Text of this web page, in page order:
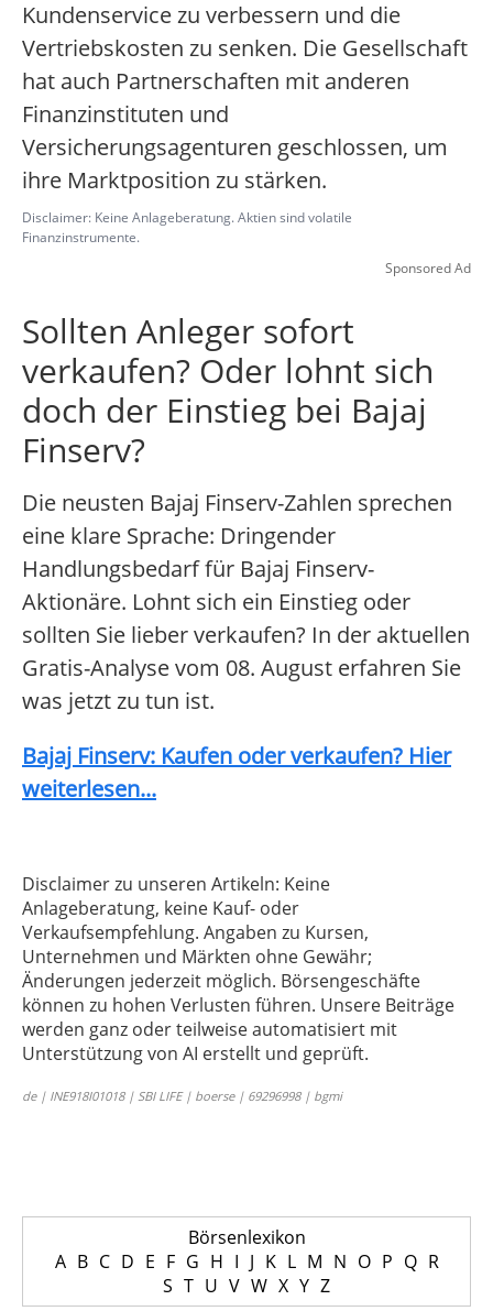
Kundenservice zu verbessern und die
Vertriebskosten zu senken. Die Gesellschaft
hat auch Partnerschaften mit anderen
Finanzinstituten und
Versicherungsagenturen geschlossen, um
ihre Marktposition zu stärken.
Disclaimer: Keine Anlageberatung. Aktien sind volatile
Finanzinstrumente.
Sponsored Ad
Sollten Anleger sofort
verkaufen? Oder lohnt sich
doch der Einstieg bei Bajaj
Finserv?
Die neusten Bajaj Finserv-Zahlen sprechen
eine klare Sprache: Dringender
Handlungsbedarf für Bajaj Finserv-
Aktionäre. Lohnt sich ein Einstieg oder
sollten Sie lieber verkaufen? In der aktuellen
Gratis-Analyse vom 08. August erfahren Sie
was jetzt zu tun ist.
Bajaj Finserv: Kaufen oder verkaufen? Hier
weiterlesen...
Disclaimer zu unseren Artikeln: Keine
Anlageberatung, keine Kauf- oder
Verkaufsempfehlung. Angaben zu Kursen,
Unternehmen und Märkten ohne Gewähr;
Änderungen jederzeit möglich. Börsengeschäfte
können zu hohen Verlusten führen. Unsere Beiträge
werden ganz oder teilweise automatisiert mit
Unterstützung von AI erstellt und geprüft.
de | INE918I01018 | SBI LIFE | boerse | 69296998 | bgmi
Börsenlexikon
A B C D E F G H I J K L M N O P Q R
S T U V W X Y Z